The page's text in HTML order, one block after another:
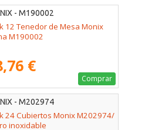
- M190002
12 Tenedor de Mesa Monix
M190002
€
Comprar
- M202974
24 Cubiertos Monix M202974/
inoxidable